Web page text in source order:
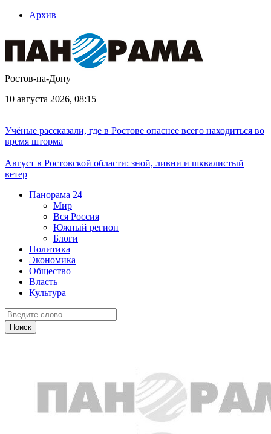
Архив
Ростов-на-Дону
10 августа 2026, 08:15
Учёные рассказали, где в Ростове опаснее всего находиться во
время шторма
Август в Ростовской области: зной, ливни и шквалистый
ветер
Панорама 24
Мир
Вся Россия
Южный регион
Блоги
Политика
Экономика
Общество
Власть
Культура